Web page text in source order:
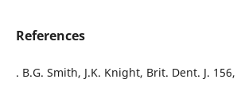
References
. B.G. Smith, J.K. Knight, Brit. Dent. J.